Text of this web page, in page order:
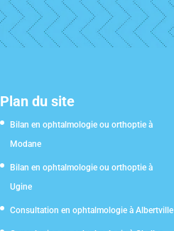
Plan du site
Bilan en ophtalmologie ou orthoptie à
Modane
Bilan en ophtalmologie ou orthoptie à
Ugine
Consultation en ophtalmologie à Albertville